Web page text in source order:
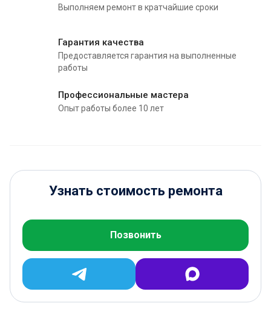
Выполняем ремонт в кратчайшие сроки
Гарантия качества
Предоставляется гарантия на выполненные
работы
Профессиональные мастера
Опыт работы более 10 лет
Узнать стоимость ремонта
Позвонить